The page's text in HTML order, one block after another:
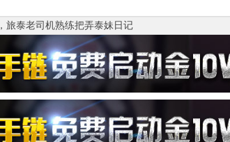
旅泰老司机熟练把弄泰妹日记